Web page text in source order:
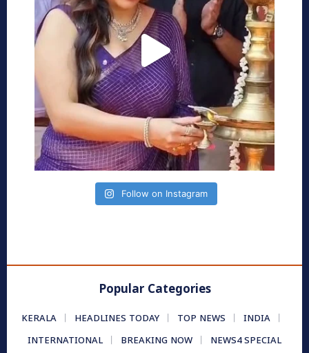
Follow on Instagram
Popular Categories
KERALA HEADLINES TODAY TOP NEWS
INDIA
INTERNATIONAL
BREAKING NOW
NEWS4 SPECIAL